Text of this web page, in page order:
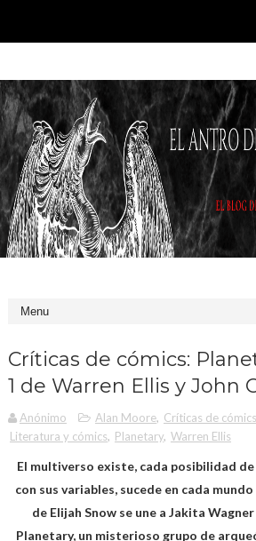
Críticas de cómics:
1 de Warren Ellis y John
Anónimo Alan Moore, Críticas de cómics
Literatura y cómics, Planetary, Warren Ellis
El multiverso existe, cada posibilidad
con sus variables, sucede en cada
de Elijah Snow se une a Jakita
Planetary, un misterioso grupo de